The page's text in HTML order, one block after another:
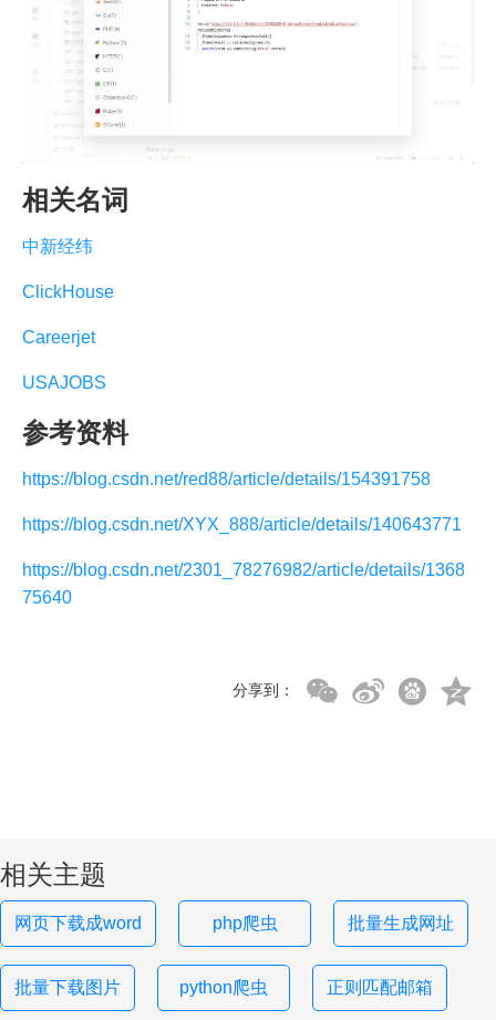
相关名词
中新经纬
ClickHouse
Careerjet
USAJOBS
参考资料
https://blog.csdn.net/red88/article/details/154391758
https://blog.csdn.net/XYX_888/article/details/140643771
https://blog.csdn.net/2301_78276982/article/details/1368
75640
分享到：
相关主题
网页下载成word php爬虫 批量生成网址
批量下载图片 python爬虫 正则匹配邮箱